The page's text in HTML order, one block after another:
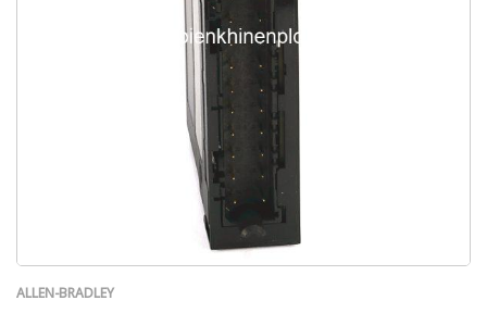
ALLEN-BRADLEY